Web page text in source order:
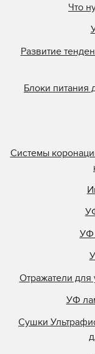
Что
Развитие
Блоки питания
Системы
УФ
Отражатели
УФ
Сушки